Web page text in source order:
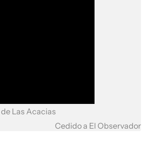
Las Acacias
Cedido a El Observador